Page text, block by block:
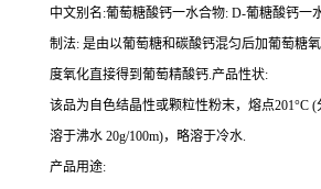
中文别名:葡萄糖酸钙一水合物: D-葡糖酸钙一
制法: 是由以葡萄糖和碳酸钙混匀后加葡萄糖
度氧化直接得到葡萄精酸钙.产品性状:
该品为自色结晶性或颗粒性粉末，熔点201°C
溶于沸水 20g/100m)，略溶于冷水.
产品用途: